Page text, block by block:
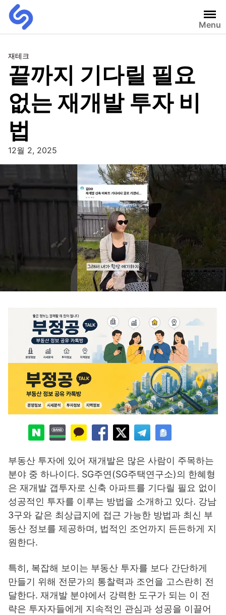
Menu
재테크
끝까지 기다릴 필요
없는 재개발 투자 비
법
12월 2, 2025
부동산 투자에 있어 재개발은 많은 사람이 주목하는
분야 중 하나이다. SG주연(SG주택연구소)의 한혜형
은 재개발 갭투자로 신축 아파트를 기다릴 필요 없이
성공적인 투자를 이루는 방법을 소개하고 있다. 강남
3구와 같은 최상급지에 접근 가능한 방법과 최신 부
동산 정보를 제공하며, 법적인 조언까지 든든하게 지
원한다.
특히, 복잡해 보이는 부동산 투자를 보다 간단하게
만들기 위해 전문가의 통찰력과 조언을 고스란히 전
달한다. 재개발 분야에서 강력한 도구가 되는 이 전
략은 투자자들에게 지속적인 관심과 성공을 이끌어